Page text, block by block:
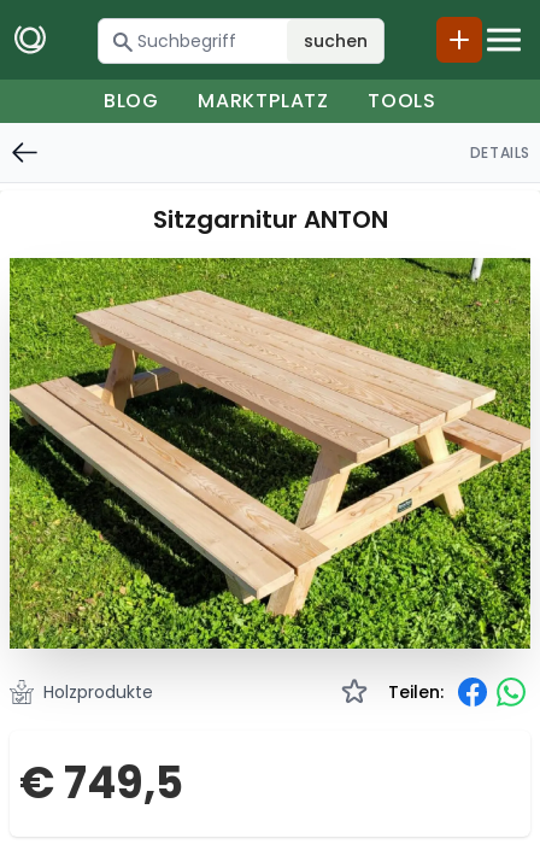
suchen
BLOG MARKTPLATZ TOOLS
DETAILS
Sitzgarnitur ANTON
Holzprodukte Teilen:
€ 749,5